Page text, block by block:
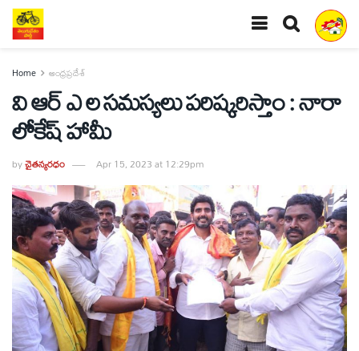
Home ఆంధ్రప్రదేశ్
వి ఆర్ ఎ ల సమస్యలు పరిష్కరిస్తాం : నారా
లోకేష్ హామీ
byచైతన్యరధం Apr 15, 2023 at 12:29pm